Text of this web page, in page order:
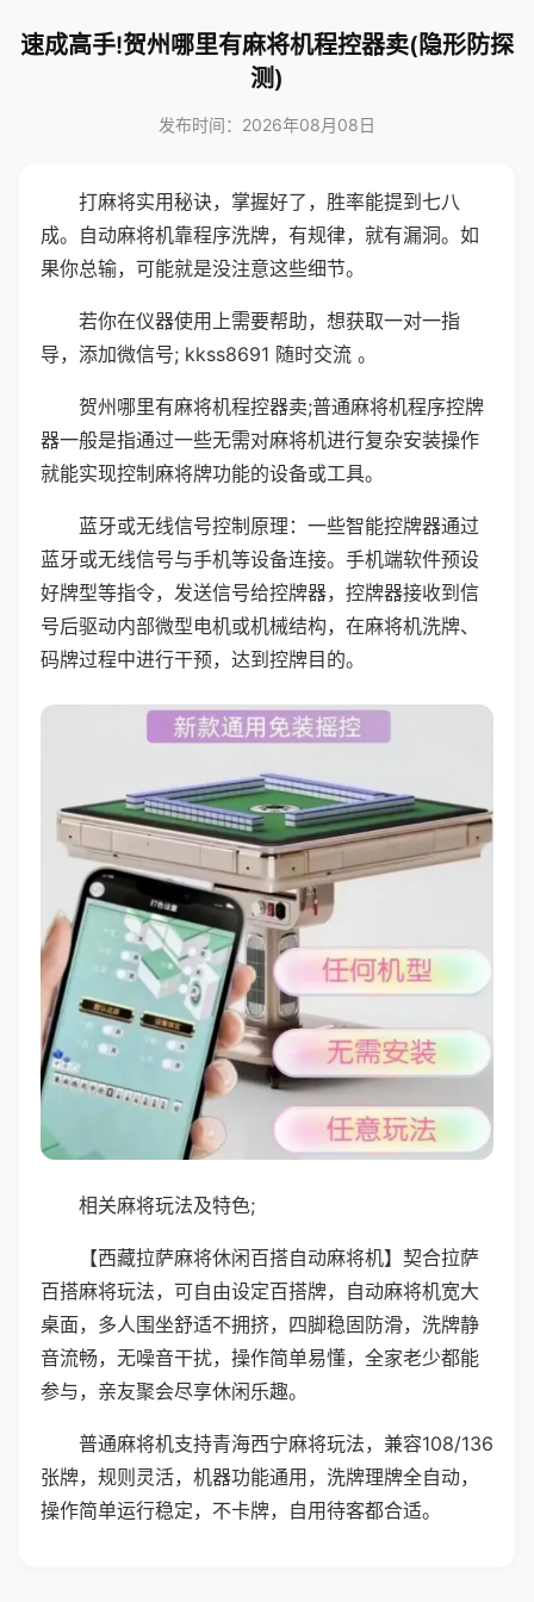
速成高手!贺州哪里有麻将机程控器卖(隐形防探
测)
发布时间：2026年08月08日
打麻将实用秘诀，掌握好了，胜率能提到七八
成。自动麻将机靠程序洗牌，有规律，就有漏洞。如
果你总输，可能就是没注意这些细节。
若你在仪器使用上需要帮助，想获取一对一指
导，添加微信号; kkss8691 随时交流 。
贺州哪里有麻将机程控器卖;普通麻将机程序控牌
器一般是指通过一些无需对麻将机进行复杂安装操作
就能实现控制麻将牌功能的设备或工具。
蓝牙或无线信号控制原理：一些智能控牌器通过
蓝牙或无线信号与手机等设备连接。手机端软件预设
好牌型等指令，发送信号给控牌器，控牌器接收到信
号后驱动内部微型电机或机械结构，在麻将机洗牌、
码牌过程中进行干预，达到控牌目的。
相关麻将玩法及特色;
【西藏拉萨麻将休闲百搭自动麻将机】契合拉萨
百搭麻将玩法，可自由设定百搭牌，自动麻将机宽大
桌面，多人围坐舒适不拥挤，四脚稳固防滑，洗牌静
音流畅，无噪音干扰，操作简单易懂，全家老少都能
参与，亲友聚会尽享休闲乐趣。
普通麻将机支持青海西宁麻将玩法，兼容108/136
张牌，规则灵活，机器功能通用，洗牌理牌全自动，
操作简单运行稳定，不卡牌，自用待客都合适。